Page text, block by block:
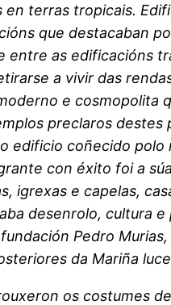
en terras tropicais.
que destacaban
as edificacións
a vivir das
e cosmopolita
preclaros
coñecido
con éxito foi a
igrexas e capelas,
desenrolo, cultura
Pedro
da Mariña
os costumes